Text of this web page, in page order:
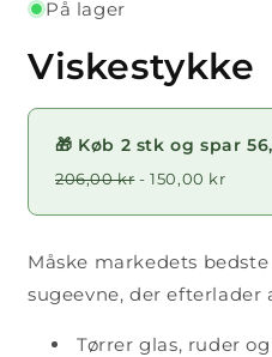
På lager
Viskestykke
🎁 Køb 2 stk og spar
206,00 kr- 150,00 kr
Måske markedets
sugeevne, der
Tørrer glas, ruder